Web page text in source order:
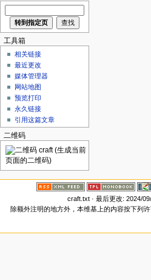
工具箱
相关链接
最近更改
媒体管理器
网站地图
预览打印
永久链接
引用这篇文章
二维码
craft.txt · 最后更改: 2024/
除额外注明的地方外，本维基上的内容按下列许